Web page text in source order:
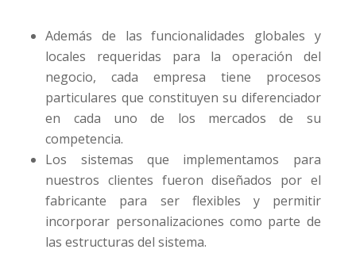
Además de las funcionalidades globales y
locales requeridas para la operación del
negocio, cada empresa tiene procesos
particulares que constituyen su diferenciador
en cada uno de los mercados de su
competencia.
Los sistemas que implementamos para
nuestros clientes fueron diseñados por el
fabricante para ser flexibles y permitir
incorporar personalizaciones como parte de
las estructuras del sistema.